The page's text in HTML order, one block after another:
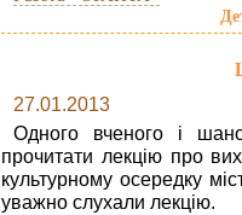
27.01.2013
Одного вченого і
прочитати лекцію про
культурному осередку
уважно слухали лекцію.